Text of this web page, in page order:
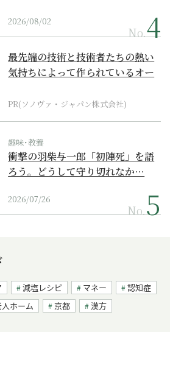
2026/08/02
No.
最先端の技術と技術者たちの熱い
気持ちによって作られているオー
PR(ソノヴァ・ジャパン株式会社)
趣味･教養
衝撃の羽柴与一郎「初陣死」を語
ろう。どうして守り切れなか…
2026/07/26
No.
減塩レシピ マネー
認知症
ホーム 京都 漢方